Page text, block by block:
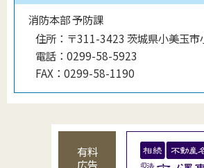
消防本部 予防課
住所： 〒311-3423 茨城県小美玉市
電話： 0299-58-5923
FAX： 0299-58-1190
有料
広告